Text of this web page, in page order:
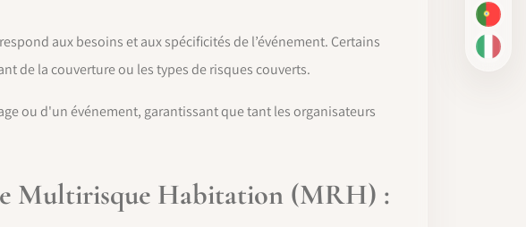
PT-BR
IT
aux besoins et aux spécificités de l’événement. Certains
de la couverture ou les types de risques couverts.
ou d'un événement, garantissant que tant les organisateurs
Multirisque Habitation (MRH) :